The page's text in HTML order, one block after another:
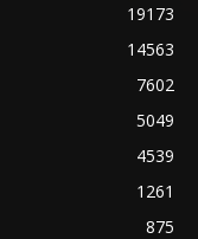
19173
14563
7602
5049
4539
1261
875